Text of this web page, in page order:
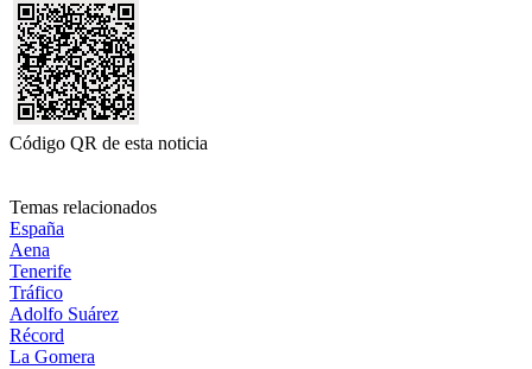
Código QR de esta noticia
Temas relacionados
España
Aena
Tenerife
Tráfico
Adolfo Suárez
Récord
La Gomera